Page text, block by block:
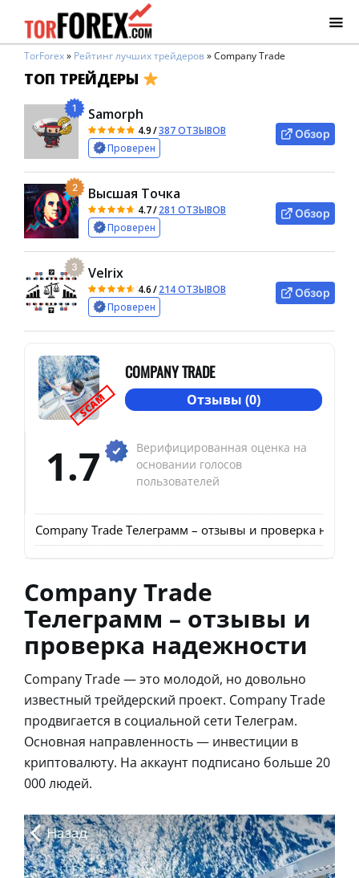
TorForex» Рейтинг лучших трейдеров»Company Trade
ТОП ТРЕЙДЕРЫ
1 Samorph
4.9/387 ОТЗЫВОВ
Проверен
Обзор
2 Высшая Точка
4.7/281 ОТЗЫВОВ
Проверен
Обзор
3 Velrix
4.6/214 ОТЗЫВОВ
Проверен
Обзор
SCAM
COMPANY TRADE
Отзывы (0)
1.7
Верифицированная оценка на
основании голосов
пользователей
Company Trade Телеграмм – отзывы и проверка
Company Trade
Телеграмм – отзывы и
проверка надежности
Company Trade — это молодой, но довольно
известный трейдерский проект. Company Trade
продвигается в социальной сети Телеграм.
Основная направленность — инвестиции в
криптовалюту. На аккаунт подписано больше 20
000 людей.